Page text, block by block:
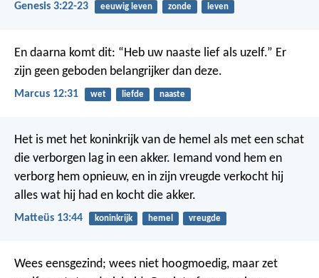
Genesis 3:22-23 eeuwig leven zonde leven
En daarna komt dit: “Heb uw naaste lief als uzelf.” Er
zijn geen geboden belangrijker dan deze.
Marcus 12:31 wet liefde naaste
Het is met het koninkrijk van de hemel als met een schat
die verborgen lag in een akker. Iemand vond hem en
verborg hem opnieuw, en in zijn vreugde verkocht hij
alles wat hij had en kocht die akker.
Matteüs 13:44 koninkrijk hemel vreugde
Wees eensgezind; wees niet hoogmoedig, maar zet